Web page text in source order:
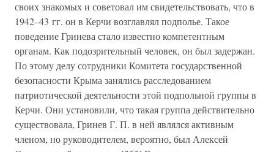
своих знакомых и советовал им свидетельствовать, что в
1942–43 гг. он в Керчи возглавлял подполье. Такое
поведение Гринева стало известно компетентным
органам. Как подозрительный человек, он был задержан.
По этому делу сотрудники Комитета государственной
безопасности Крыма занялись расследованием
патриотической деятельности этой подпольной группы в
Керчи. Они установили, что такая группа действительно
существовала, Гринев Г. П. в ней являлся активным
членом, но руководителем, вероятно, был Алексей